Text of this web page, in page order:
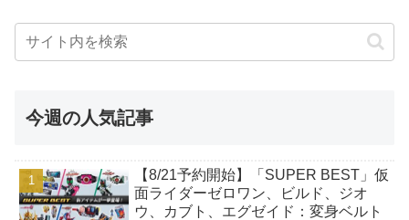
今週の人気記事
【8/21予約開始】「SUPER BEST」仮
面ライダーゼロワン、ビルド、ジオ
ウ、カブト、エグゼイド：変身ベルト